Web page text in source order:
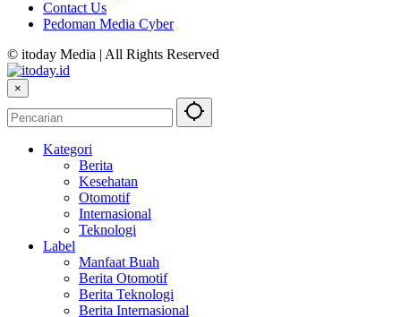
Contact Us
Pedoman Media Cyber
© itoday Media | All Rights Reserved
×
Kategori
Berita
Kesehatan
Otomotif
Internasional
Teknologi
Label
Manfaat Buah
Berita Otomotif
Berita Teknologi
Berita Internasional